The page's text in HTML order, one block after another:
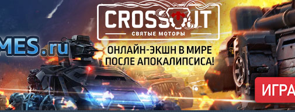
игры онлайн бесплатно